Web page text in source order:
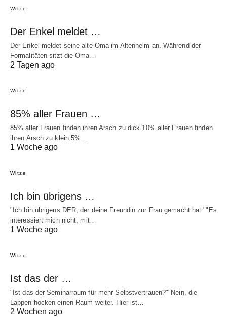
Witze
Der Enkel meldet …
Der Enkel meldet seine alte Oma im Altenheim an. Während der
Formalitäten sitzt die Oma…
2 Tagen ago
Witze
85% aller Frauen …
85% aller Frauen finden ihren Arsch zu dick.10% aller Frauen finden
ihren Arsch zu klein.5%…
1 Woche ago
Witze
Ich bin übrigens …
"Ich bin übrigens DER, der deine Freundin zur Frau gemacht hat.""Es
interessiert mich nicht, mit…
1 Woche ago
Witze
Ist das der …
"Ist das der Seminarraum für mehr Selbstvertrauen?""Nein, die
Lappen hocken einen Raum weiter. Hier ist…
2 Wochen ago